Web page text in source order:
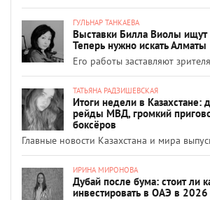
ГУЛЬНАР ТАНКАЕВА
Выставки Билла Виолы ищут
Теперь нужно искать Алматы
Его работы заставляют
ТАТЬЯНА РАДЗИШЕВСКАЯ
Итоги недели в Казахстане:
рейды МВД, громкий
боксёров
Главные новости Казахстана и мира
ИРИНА МИРОНОВА
Дубай после бума: стоит ли
инвестировать в ОАЭ в 2026